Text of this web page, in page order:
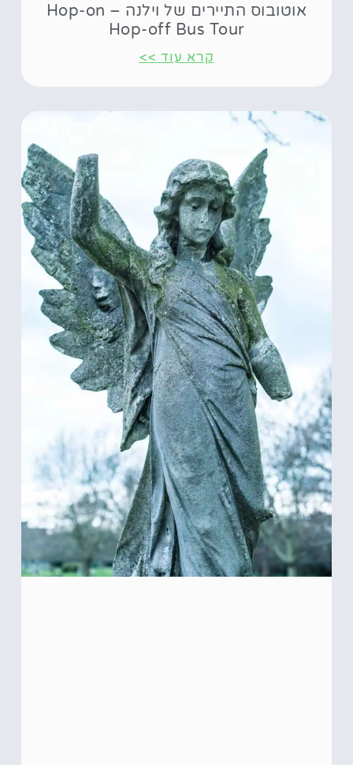
אוטובוס התיירים של וילנה – Hop-on
Hop-off Bus Tour
קרא עוד >>